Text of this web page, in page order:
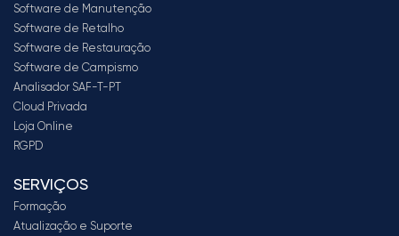
Software de Manutenção
Software de Retalho
Software de Restauração
Software de Campismo
Analisador SAF-T-PT
Cloud Privada
Loja Online
RGPD
SERVIÇOS
Formação
Atualização e Suporte